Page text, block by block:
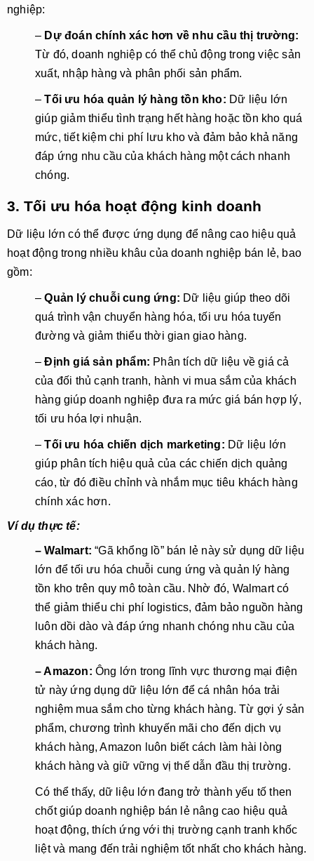
nghiệp:
– Dự đoán chính xác hơn về nhu cầu thị trường:
Từ đó, doanh nghiệp có thể chủ động trong việc sản
xuất, nhập hàng và phân phối sản phẩm.
–Tối ưu hóa quản lý hàng tồn kho: Dữ liệu lớn
giúp giảm thiểu tình trạng hết hàng hoặc tồn kho quá
mức, tiết kiệm chi phí lưu kho và đảm bảo khả năng
đáp ứng nhu cầu của khách hàng một cách nhanh
chóng.
3. Tối ưu hóa hoạt động kinh doanh
Dữ liệu lớn có thể được ứng dụng để nâng cao hiệu quả
hoạt động trong nhiều khâu của doanh nghiệp bán lẻ, bao
gồm:
–Quản lý chuỗi cung ứng: Dữ liệu giúp theo dõi
quá trình vận chuyển hàng hóa, tối ưu hóa tuyến
đường và giảm thiểu thời gian giao hàng.
–Định giá sản phẩm: Phân tích dữ liệu về giá cả
của đối thủ cạnh tranh, hành vi mua sắm của khách
hàng giúp doanh nghiệp đưa ra mức giá bán hợp lý,
tối ưu hóa lợi nhuận.
–Tối ưu hóa chiến dịch marketing: Dữ liệu lớn
giúp phân tích hiệu quả của các chiến dịch quảng
cáo, từ đó điều chỉnh và nhắm mục tiêu khách hàng
chính xác hơn.
Ví dụ thực tế:
– Walmart: “Gã khổng lồ” bán lẻ này sử dụng dữ liệu
lớn để tối ưu hóa chuỗi cung ứng và quản lý hàng
tồn kho trên quy mô toàn cầu. Nhờ đó, Walmart có
thể giảm thiểu chi phí logistics, đảm bảo nguồn hàng
luôn dồi dào và đáp ứng nhanh chóng nhu cầu của
khách hàng.
– Amazon: Ông lớn trong lĩnh vực thương mại điện
tử này ứng dụng dữ liệu lớn để cá nhân hóa trải
nghiệm mua sắm cho từng khách hàng. Từ gợi ý sản
phẩm, chương trình khuyến mãi cho đến dịch vụ
khách hàng, Amazon luôn biết cách làm hài lòng
khách hàng và giữ vững vị thế dẫn đầu thị trường.
Có thể thấy, dữ liệu lớn đang trở thành yếu tố then
chốt giúp doanh nghiệp bán lẻ nâng cao hiệu quả
hoạt động, thích ứng với thị trường cạnh tranh khốc
liệt và mang đến trải nghiệm tốt nhất cho khách hàng.